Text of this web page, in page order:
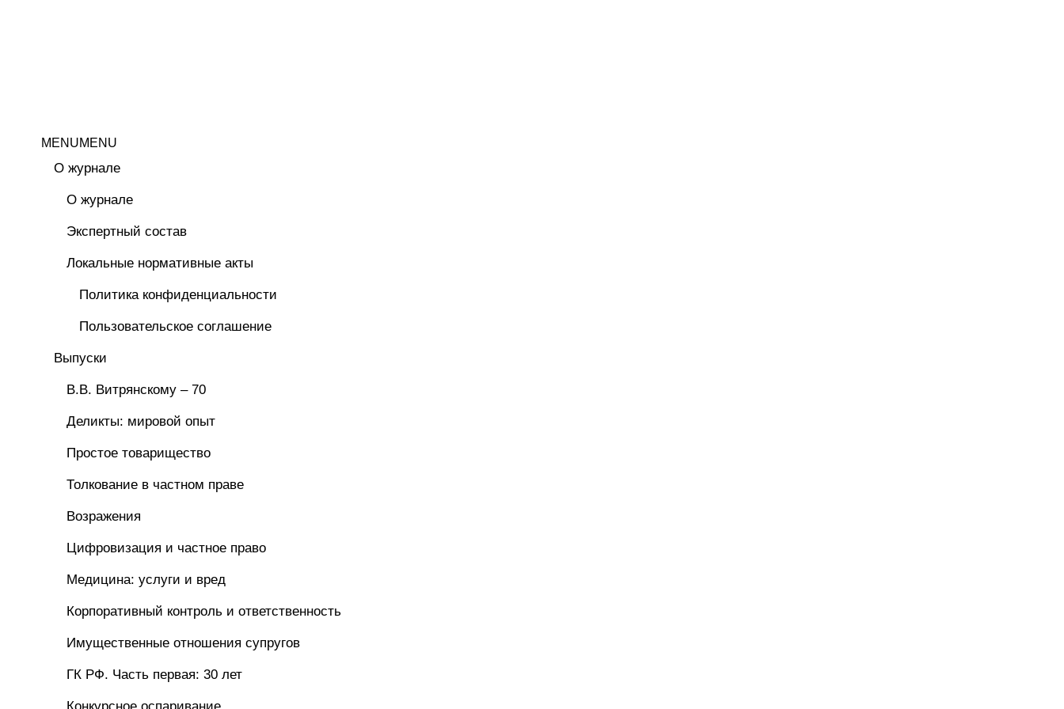
MENUMENU
О журнале
О журнале
Экспертный состав
Локальные нормативные акты
Политика конфиденциальности
Пользовательское соглашение
Выпуски
В.В. Витрянскому – 70
Деликты: мировой опыт
Простое товарищество
Толкование в частном праве
Возражения
Цифровизация и частное право
Медицина: услуги и вред
Корпоративный контроль и ответственность
Имущественные отношения супругов
ГК РФ. Часть первая: 30 лет